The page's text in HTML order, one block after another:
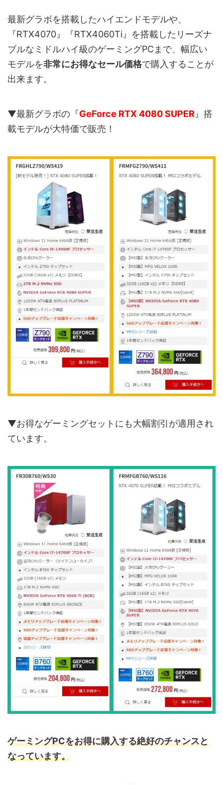
最新グラボを搭載したハイエンドモデルや、
『RTX4070』『RTX4060Ti』を搭載したリーズナ
ブルなミドルハイ級のゲーミングPCまで、幅広い
モデルを非常にお得なセール価格で購入することが
出来ます。
▼最新グラボの『GeForce RTX 4080 SUPER 』搭
載モデルが大特価で販売！
▼お得なゲーミングセットにも大幅割引が適用され
ています。
ゲーミングPCをお得に購入する絶好のチャンスと
なっています。